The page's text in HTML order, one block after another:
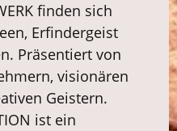
finden sich
Erfindergeist
Präsentiert von
visionären
Geistern.
ist ein